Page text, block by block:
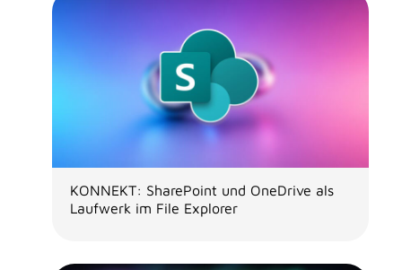
KONNEKT: SharePoint und OneDrive als
Laufwerk im File Explorer